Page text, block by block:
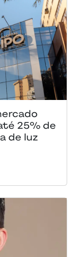
25% de
de luz